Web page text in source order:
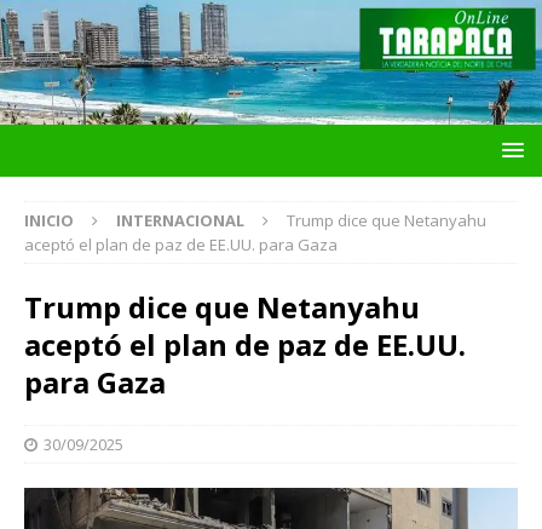
INICIO INTERNACIONAL
Trump dice que Netanyahu
aceptó el plan de paz de EE.UU. para Gaza
Trump dice que Netanyahu
aceptó el plan de paz de EE.UU.
para Gaza
30/09/2025